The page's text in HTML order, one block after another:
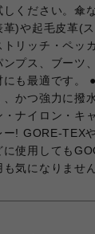
しください。傘
革)や起毛皮革(
トリッチ・ペッ
ンプス、ブーツ
にも最適です。
、かつ強力に撥
・ナイロン・キ
ー! GORE-TEX
に使用しても
も気になりませ